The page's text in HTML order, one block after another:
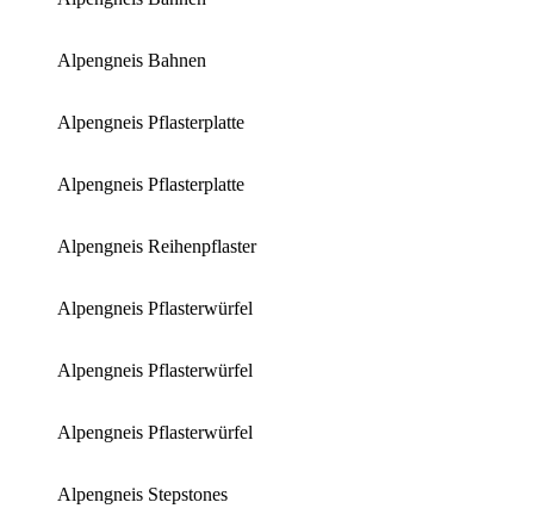
Alpengneis Bahnen
Alpengneis Pflasterplatte
Alpengneis Pflasterplatte
Alpengneis Reihenpflaster
Alpengneis Pflasterwürfel
Alpengneis Pflasterwürfel
Alpengneis Pflasterwürfel
Alpengneis Stepstones